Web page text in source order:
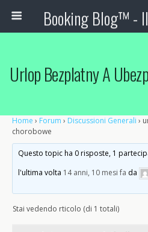
Urlop Bezplatny A
Home › Forum › Discussioni Generali ›
chorobowe
Questo topic ha 0 risposte, 1
l'ultima volta 14 anni, 10 mesi fa da
Stai vedendo rticolo (di 1 totali)